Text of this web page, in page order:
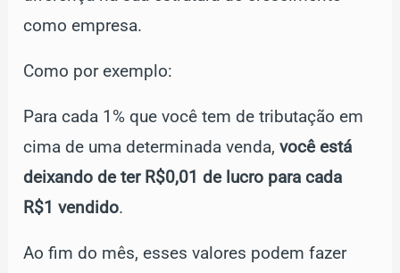
como empresa.
Como por exemplo:
Para cada 1% que você tem de tributação em
cima de uma determinada venda,você está
deixando de ter R$0,01 de lucro para cada
R$1 vendido.
Ao fim do mês, esses valores podem fazer